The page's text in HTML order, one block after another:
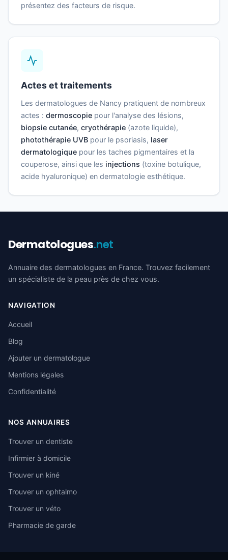
présentez des facteurs de risque.
Actes et traitements
Les dermatologues de Nancy pratiquent de nombreux
actes : dermoscopie pour l'analyse des lésions,
biopsie cutanée, cryothérapie (azote liquide),
photothérapie UVB pour le psoriasis, laser
dermatologique pour les taches pigmentaires et la
couperose, ainsi que les injections (toxine botulique,
acide hyaluronique) en dermatologie esthétique.
Dermatologues.net
Annuaire des dermatologues en France. Trouvez facilement
un spécialiste de la peau près de chez vous.
NAVIGATION
Accueil
Blog
Ajouter un dermatologue
Mentions légales
Confidentialité
NOS ANNUAIRES
Trouver un dentiste
Infirmier à domicile
Trouver un kiné
Trouver un ophtalmo
Trouver un véto
Pharmacie de garde